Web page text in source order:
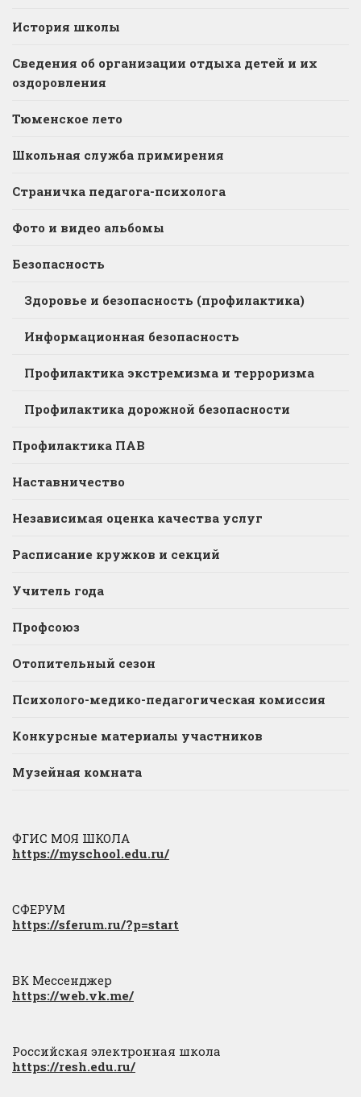
История школы
Сведения об организации отдыха детей и их
оздоровления
Тюменское лето
Школьная служба примирения
Страничка педагога-психолога
Фото и видео альбомы
Безопасность
Здоровье и безопасность (профилактика)
Информационная безопасность
Профилактика экстремизма и терроризма
Профилактика дорожной безопасности
Профилактика ПАВ
Наставничество
Независимая оценка качества услуг
Расписание кружков и секций
Учитель года
Профсоюз
Отопительный сезон
Психолого-медико-педагогическая комиссия
Конкурсные материалы участников
Музейная комната
ФГИС МОЯ ШКОЛА
https://myschool.edu.ru/
СФЕРУМ
https://sferum.ru/?p=start
ВК Мессенджер
https://web.vk.me/
Российская электронная школа
https://resh.edu.ru/